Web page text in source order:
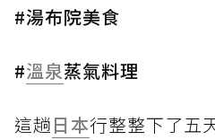
#湯布院美食
#溫泉蒸氣料理
這趟日本行整整下了五